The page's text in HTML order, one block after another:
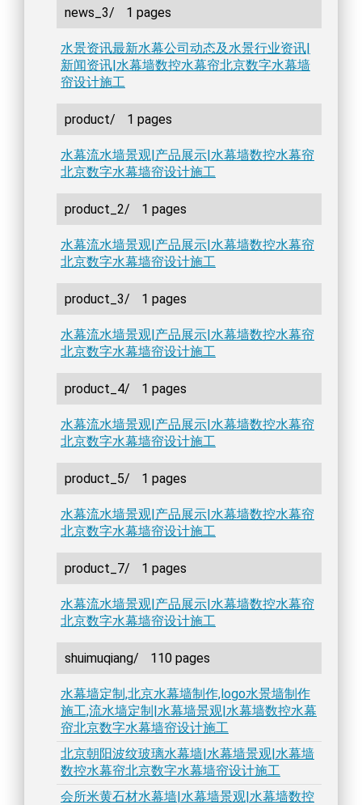
news_3/ 1 pages
水景资讯最新水幕公司动态及水景行业资讯|
新闻资讯|水幕墙数控水幕帘北京数字水幕墙
帘设计施工
product/ 1 pages
水幕流水墙景观|产品展示|水幕墙数控水幕帘
北京数字水幕墙帘设计施工
product_2/ 1 pages
水幕流水墙景观|产品展示|水幕墙数控水幕帘
北京数字水幕墙帘设计施工
product_3/ 1 pages
水幕流水墙景观|产品展示|水幕墙数控水幕帘
北京数字水幕墙帘设计施工
product_4/ 1 pages
水幕流水墙景观|产品展示|水幕墙数控水幕帘
北京数字水幕墙帘设计施工
product_5/ 1 pages
水幕流水墙景观|产品展示|水幕墙数控水幕帘
北京数字水幕墙帘设计施工
product_7/ 1 pages
水幕流水墙景观|产品展示|水幕墙数控水幕帘
北京数字水幕墙帘设计施工
shuimuqiang/ 110 pages
水幕墙定制,北京水幕墙制作,logo水景墙制作
施工,流水墙定制|水幕墙景观|水幕墙数控水幕
帘北京数字水幕墙帘设计施工
北京朝阳波纹玻璃水幕墙|水幕墙景观|水幕墙
数控水幕帘北京数字水幕墙帘设计施工
会所米黄石材水幕墙|水幕墙景观|水幕墙数控